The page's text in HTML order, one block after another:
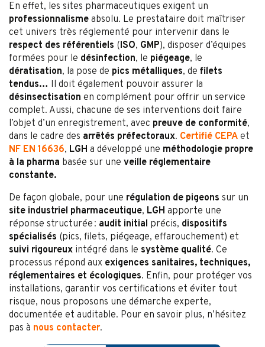
En effet, les sites pharmaceutiques exigent un
professionnalisme absolu. Le prestataire doit maîtriser
cet univers très réglementé pour intervenir dans le
respect des référentiels (ISO, GMP), disposer d’équipes
formées pour le désinfection, le piégeage, le
dératisation, la pose de pics métalliques, de filets
tendus… Il doit également pouvoir assurer la
désinsectisation en complément pour offrir un service
complet. Aussi, chacune de ses interventions doit faire
l’objet d’un enregistrement, avec preuve de conformité,
dans le cadre des arrêtés préfectoraux. Certifié CEPA et
NF EN 16636, LGH a développé une méthodologie propre
à la pharma basée sur une veille réglementaire
constante.
De façon globale, pour une régulation de pigeons sur un
site industriel pharmaceutique, LGH apporte une
réponse structurée : audit initial précis, dispositifs
spécialisés (pics, filets, piégeage, effarouchement) et
suivi rigoureux intégré dans le système qualité. Ce
processus répond aux exigences sanitaires, techniques,
réglementaires et écologiques. Enfin, pour protéger vos
installations, garantir vos certifications et éviter tout
risque, nous proposons une démarche experte,
documentée et auditable. Pour en savoir plus, n’hésitez
pas à nous contacter.